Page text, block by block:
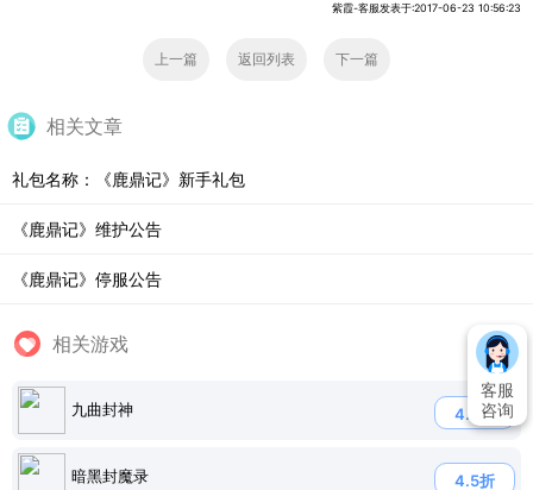
紫霞-客服发表于:2017-06-23 10:56:23
上一篇 返回列表 下一篇
相关文章
礼包名称：《鹿鼎记》新手礼包
《鹿鼎记》维护公告
《鹿鼎记》停服公告
相关游戏
九曲封神 4.5折
暗黑封魔录 4.5折
客服
咨询